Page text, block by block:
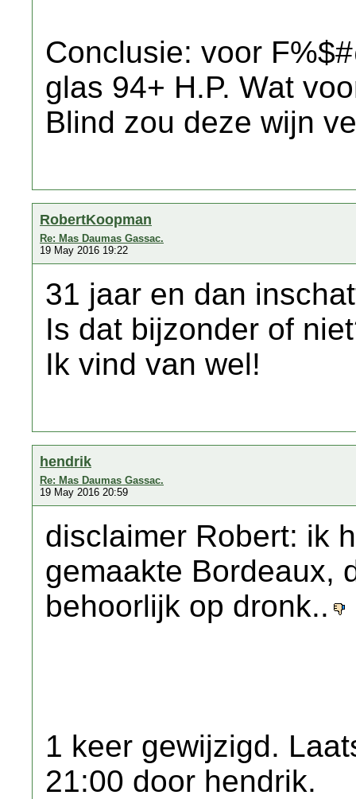
Conclusie: voor
glas 94+ H.P. Wat
Blind zou deze wijn
RobertKoopman
Re: Mas Daumas Gassac.
19 May 2016 19:22
31 jaar en dan
Is dat bijzonder of
Ik vind van wel!
hendrik
Re: Mas Daumas Gassac.
19 May 2016 20:59
disclaimer Robert: ik
gemaakte Bordeaux,
behoorlijk op dronk..
1 keer gewijzigd.
21:00 door hendrik.